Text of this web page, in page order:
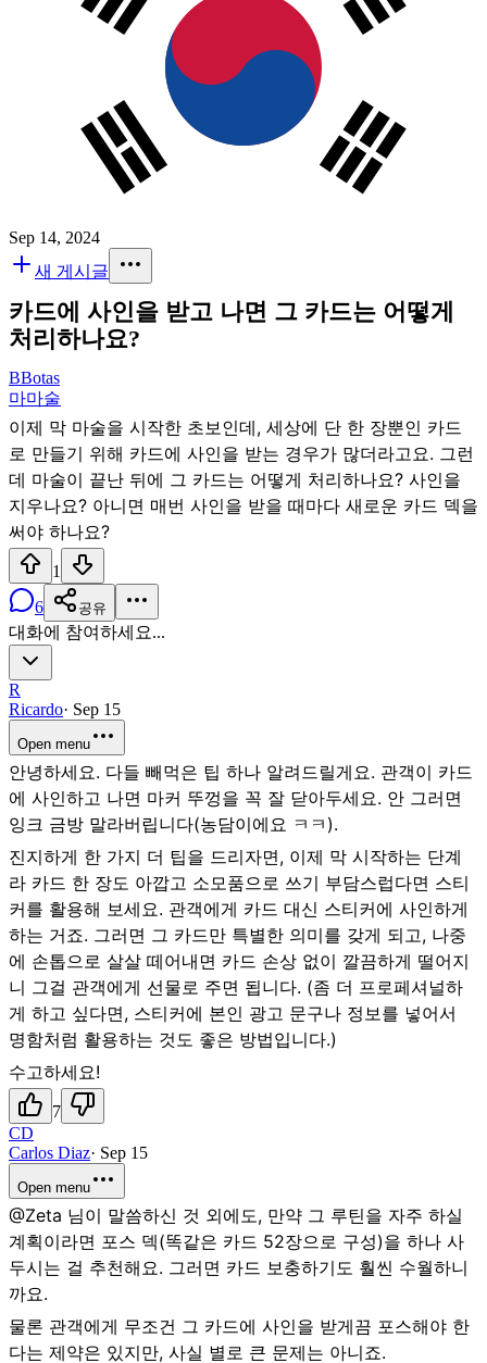
Sep 14, 2024
새 게시글
카드에 사인을 받고 나면 그 카드는 어떻게
처리하나요?
BBotas
마마술
이제 막 마술을 시작한 초보인데, 세상에 단 한 장뿐인 카드
로 만들기 위해 카드에 사인을 받는 경우가 많더라고요. 그런
데 마술이 끝난 뒤에 그 카드는 어떻게 처리하나요? 사인을
지우나요? 아니면 매번 사인을 받을 때마다 새로운 카드 덱을
써야 하나요?
1
6
공유
대화에 참여하세요...
R
Ricardo· Sep 15
Open menu
안녕하세요. 다들 빼먹은 팁 하나 알려드릴게요. 관객이 카드
에 사인하고 나면 마커 뚜껑을 꼭 잘 닫아두세요. 안 그러면
잉크 금방 말라버립니다(농담이에요 ㅋㅋ).
진지하게 한 가지 더 팁을 드리자면, 이제 막 시작하는 단계
라 카드 한 장도 아깝고 소모품으로 쓰기 부담스럽다면 스티
커를 활용해 보세요. 관객에게 카드 대신 스티커에 사인하게
하는 거죠. 그러면 그 카드만 특별한 의미를 갖게 되고, 나중
에 손톱으로 살살 떼어내면 카드 손상 없이 깔끔하게 떨어지
니 그걸 관객에게 선물로 주면 됩니다. (좀 더 프로페셔널하
게 하고 싶다면, 스티커에 본인 광고 문구나 정보를 넣어서
명함처럼 활용하는 것도 좋은 방법입니다.)
수고하세요!
7
CD
Carlos Diaz· Sep 15
Open menu
@Zeta 님이 말씀하신 것 외에도, 만약 그 루틴을 자주 하실
계획이라면 포스 덱(똑같은 카드 52장으로 구성)을 하나 사
두시는 걸 추천해요. 그러면 카드 보충하기도 훨씬 수월하니
까요.
물론 관객에게 무조건 그 카드에 사인을 받게끔 포스해야 한
다는 제약은 있지만, 사실 별로 큰 문제는 아니죠.